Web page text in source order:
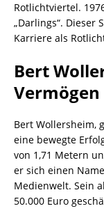
Rotlichtviertel.
„Darlings“. Dieser
Karriere als
Bert
Vermögen
Bert Wollersheim,
eine bewegte
von 1,71 Metern
er sich einen
Medienwelt. Sein
50.000 Euro